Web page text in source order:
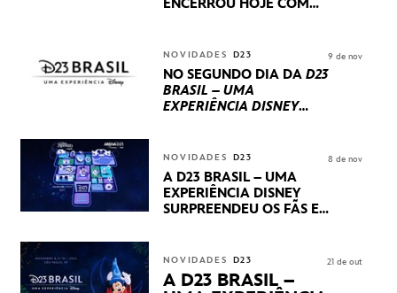
ENCERROU HOJE COM
INTERNACIONAIS E
PRODUÇÕES BRASILEIRAS
NOVIDADES D23
NO SEGUNDO DIA DA D23
BRASIL – UMA
EXPERIÊNCIA DISNEY
STUDIOS REVELARAM
PRÉVIAS E NOVIDADES
DOS SEUS PRÓXIMOS
LANÇAMENTOS
9 de nov
NOVIDADES D23
A D23 BRASIL – UMA
EXPERIÊNCIA DISNEY
SURPREENDEU OS FÃS EM
APRESENTAÇÕES E
PRODUTOS EXCLUSIVOS
NO TRANSAMÉRICA EXPO
8 de nov
NOVIDADES D23
A D23 BRASIL –
21 de out